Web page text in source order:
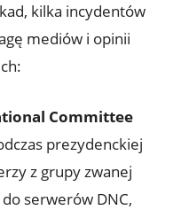
kilka incydentów
mediów i opinii
‌Committee
prezydenckiej
z⁤ grupy zwanej
do⁤ serwerów‍ DNC,